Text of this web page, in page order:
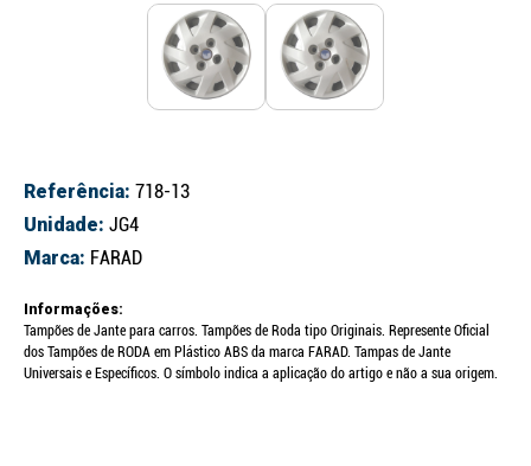
Referência: 718-13
Unidade: JG4
Marca: FARAD
Informações:
Tampões de Jante para carros. Tampões de Roda tipo Originais. Represente Oficial
dos Tampões de RODA em Plástico ABS da marca FARAD. Tampas de Jante
Universais e Específicos. O símbolo indica a aplicação do artigo e não a sua origem.